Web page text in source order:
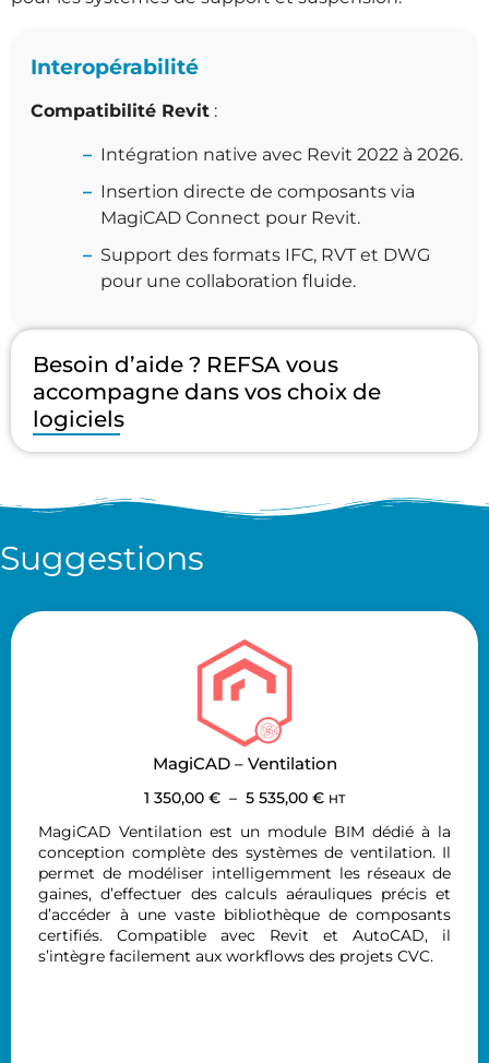
Interopérabilité
Compatibilité Revit:
Intégration native avec Revit 2022 à 2026.
Insertion directe de composants via
MagiCAD Connect pour Revit.
Support des formats IFC, RVT et DWG
pour une collaboration fluide.
Besoin d’aide ? REFSA vous
accompagne dans vos choix de
logiciels
Suggestions
MagiCAD – Ventilation
1 350,00 € – 5 535,00 € HT
MagiCAD Ventilation est un module BIM dédié à la
conception complète des systèmes de ventilation. Il
permet de modéliser intelligemment les réseaux de
gaines, d’effectuer des calculs aérauliques précis et
d’accéder à une vaste bibliothèque de composants
certifiés. Compatible avec Revit et AutoCAD, il
s’intègre facilement aux workflows des projets CVC.